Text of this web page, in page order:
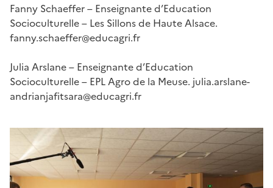
Fanny Schaeffer – Enseignante d’Education
Socioculturelle – Les Sillons de Haute Alsace.
fanny.schaeffer@educagri.fr
Julia Arslane – Enseignante d’Education
Socioculturelle – EPL Agro de la Meuse. julia.arslane-
andrianjafitsara@educagri.fr